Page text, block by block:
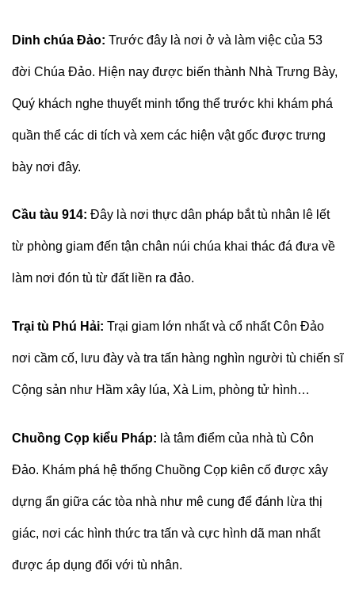
Dinh chúa Đảo: Trước đây là nơi ở và làm việc của 53
đời Chúa Đảo. Hiện nay được biến thành Nhà Trưng Bày,
Quý khách nghe thuyết minh tổng thể trước khi khám phá
quần thể các di tích và xem các hiện vật gốc được trưng
bày nơi đây.
Cầu tàu 914: Đây là nơi thực dân pháp bắt tù nhân lê lết
từ phòng giam đến tận chân núi chúa khai thác đá đưa về
làm nơi đón tù từ đất liền ra đảo.
Trại tù Phú Hải: Trại giam lớn nhất và cổ nhất Côn Đảo
nơi cầm cố, lưu đày và tra tấn hàng nghìn người tù chiến sĩ
Cộng sản như Hầm xây lúa, Xà Lim, phòng tử hình…
Chuồng Cọp kiểu Pháp: là tâm điểm của nhà tù Côn
Đảo. Khám phá hệ thống Chuồng Cọp kiên cố được xây
dựng ẩn giữa các tòa nhà như mê cung để đánh lừa thị
giác, nơi các hình thức tra tấn và cực hình dã man nhất
được áp dụng đối với tù nhân.